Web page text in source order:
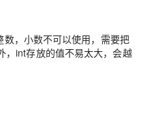
，小数不可以使用，需要把
，int存放的值不易太大，会越